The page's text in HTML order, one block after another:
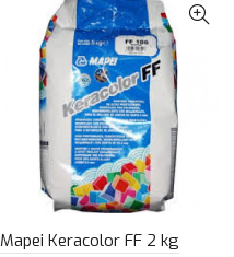
Mapei Keracolor FF 2 kg